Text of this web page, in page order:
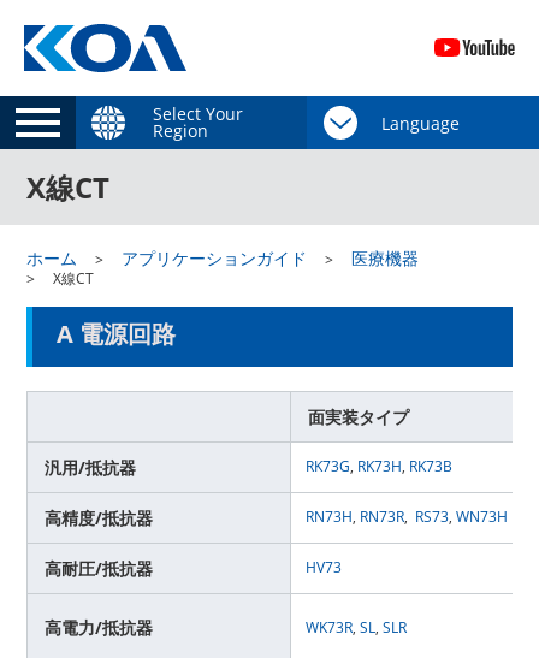
Select Your
Region
X線CT
ホーム アプリケーションガイド 医療機器
X線CT
A 電源回路
面実装タイプ
汎用/抵抗器 RK73G, RK73H, RK73B
高精度/抵抗器 RN73H, RN73R, RS73,WN73H
高耐圧/抵抗器 HV73
高電力/抵抗器 WK73R,SL,SLR